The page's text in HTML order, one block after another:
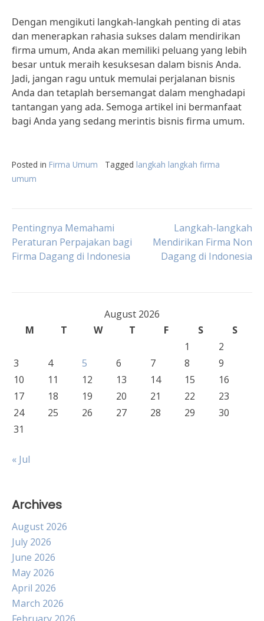
Dengan mengikuti langkah-langkah penting di atas
dan menerapkan rahasia sukses dalam mendirikan
firma umum, Anda akan memiliki peluang yang lebih
besar untuk meraih kesuksesan dalam bisnis Anda.
Jadi, jangan ragu untuk memulai perjalanan bisnis
Anda dan tetaplah bersemangat dalam menghadapi
tantangan yang ada. Semoga artikel ini bermanfaat
bagi Anda yang sedang merintis bisnis firma umum.
Posted in Firma Umum Tagged langkah langkah firma
umum
Post
navigation
Pentingnya Memahami
Peraturan Perpajakan bagi
Firma Dagang di Indonesia
Langkah-langkah
Mendirikan Firma Non
Dagang di Indonesia
August 2026
M
T W T F S
S
1
2
3
4 5 6 7 8
9
10
11 12 13 14 15
16
17
18 19 20 21 22
23
24
25 26 27 28 29
30
31
« Jul
Archives
August 2026
July 2026
June 2026
May 2026
April 2026
March 2026